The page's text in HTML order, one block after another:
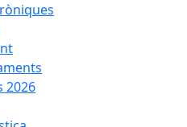
2026